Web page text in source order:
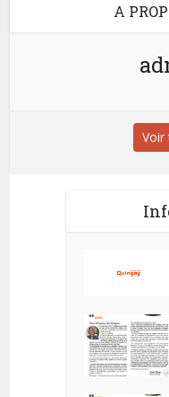
A
Voir